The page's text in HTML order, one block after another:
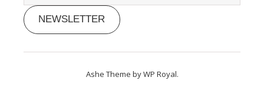
NEWSLETTER
Ashe Theme byWP Royal.